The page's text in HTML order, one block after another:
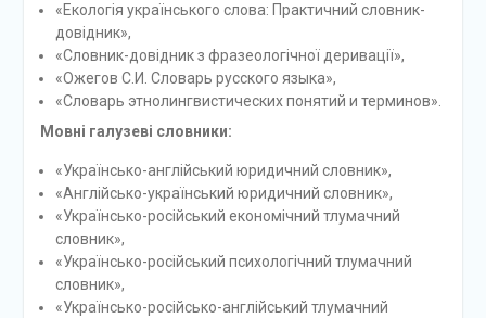
«Екологія українського слова: Практичний словник-
довідник»,
«Словник-довідник з фразеологічної деривації»,
«Ожегов С.И. Словарь русского языка»,
«Словарь этнолингвистических понятий и терминов».
Мовні галузеві словники:
«Українсько-англійський юридичний словник»,
«Англійсько-український юридичний словник»,
«Українсько-російський економічний тлумачний
словник»,
«Українсько-російський психологічний тлумачний
словник»,
«Українсько-російсько-англійський тлумачний